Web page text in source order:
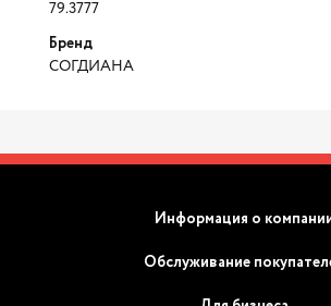
79.3777
Бренд
СОГДИАНА
Информация о
Обслуживание